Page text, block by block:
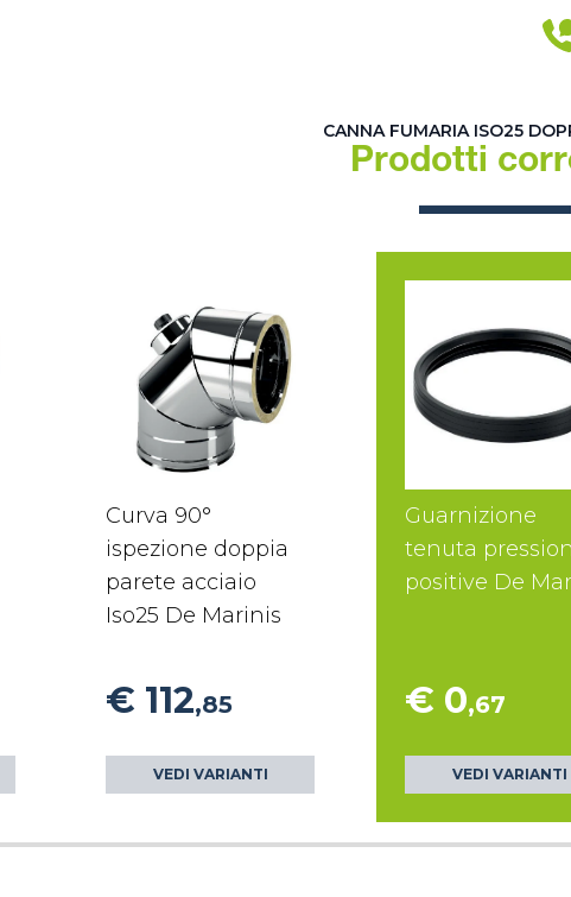
CANNA FUMARIA ISO25
Prodotti
Curva 90°
ispezione doppia
parete acciaio
Iso25 De Marinis
€ 112,85
VEDI VARIANTI
Guarnizione
tenuta
positive De
€ 0,67
VEDI VARIANTI